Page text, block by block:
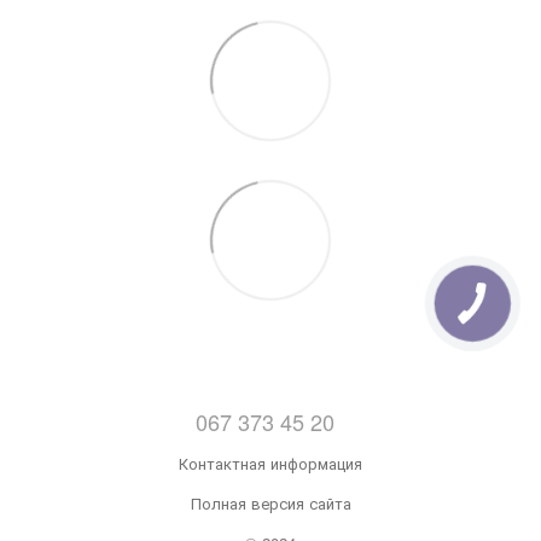
067 373 45 20
Контактная информация
Полная версия сайта